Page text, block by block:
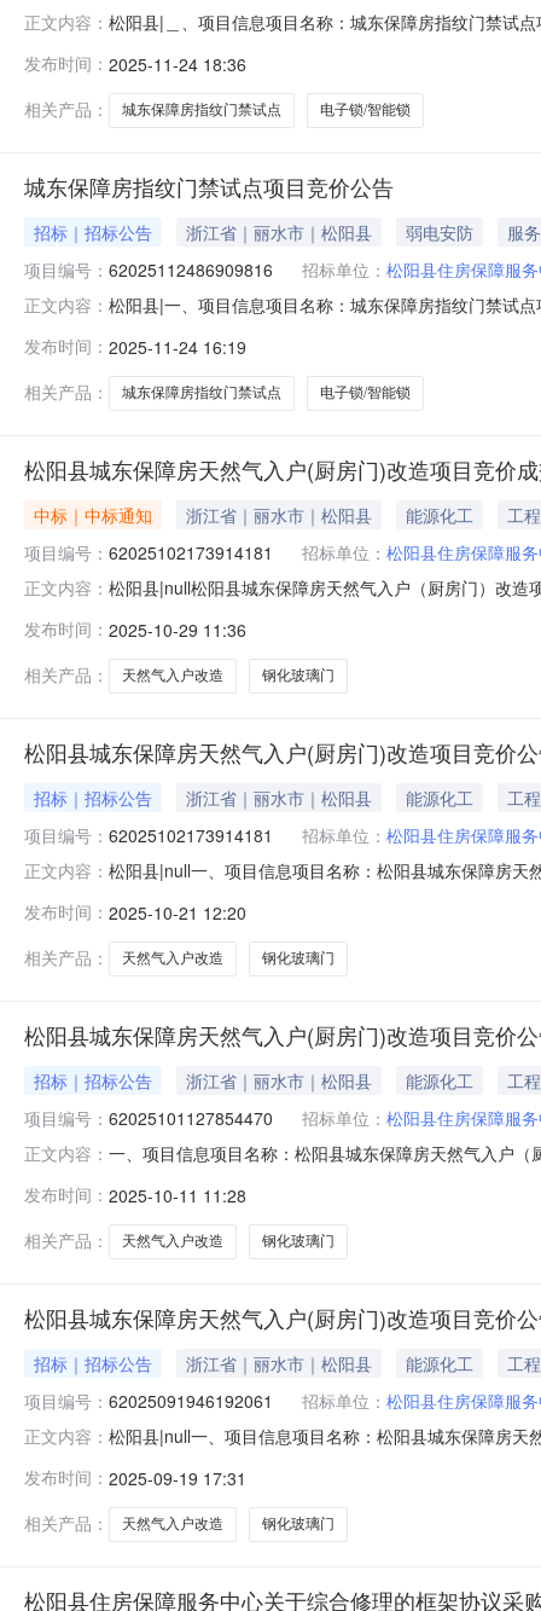
正文内容： 松阳县|＿、项目信息项目名称：城东保障房指纹门禁试
参数要求:商品类目:电子锁/智能锁;颜色分类:黑;尺寸:国
发布时间： 2025-11-24 18:36
相关产品：
城东保障房指纹门禁试点 电子锁/智能锁
城东保障房指纹门禁试点项目竞价公告
招标｜招标公告 浙江省｜丽水市｜松阳县 弱电安防
服务
项目编号： 62025112486909816 招标单位： 松阳县住房保障服
正文内容： 松阳县|一、项目信息项目名称：城东保障房指纹门禁试
参数要求:商品类目:电子锁/智能锁;颜色分类:黑;尺寸:国
发布时间： 2025-11-24 16:19
相关产品：
城东保障房指纹门禁试点 电子锁/智能锁
松阳县城东保障房天然气入户(厨房门)改造项目竞价
中标｜中标通知 浙江省｜丽水市｜松阳县 能源化工
工程
项目编号： 62025102173914181 招标单位： 松阳县住房保障服
正文内容： 松阳县|null松阳县城东保障房天然气入户（厨房门）改
松阳县报价起止时间：2025-10-2111:41-2025-10-
发布时间： 2025-10-29 11:36
相关产品：
天然气入户改造 钢化玻璃门
松阳县城东保障房天然气入户(厨房门)改造项目竞价
招标｜招标公告 浙江省｜丽水市｜松阳县 能源化工
工程
项目编号： 62025102173914181 招标单位： 松阳县住房保障服
正文内容： 松阳县|null一、项目信息项目名称：松阳县城东保障房
品牌钢化玻璃门核心参数要求:商品类目:室内门;铝合金玻
发布时间： 2025-10-21 12:20
相关产品：
天然气入户改造 钢化玻璃门
松阳县城东保障房天然气入户(厨房门)改造项目竞价
招标｜招标公告 浙江省｜丽水市｜松阳县 能源化工
工程
项目编号： 62025101127854470 招标单位： 松阳县住房保障服
正文内容： 一、项目信息项目名称：松阳县城东保障房天然气入户
璃门核心参数要求:商品类目:室内门;铝合金玻璃钢化门
发布时间： 2025-10-11 11:28
相关产品：
天然气入户改造 钢化玻璃门
松阳县城东保障房天然气入户(厨房门)改造项目竞价
招标｜招标公告 浙江省｜丽水市｜松阳县 能源化工
工程
项目编号： 62025091946192061 招标单位： 松阳县住房保障服
正文内容： 松阳县|null一、项目信息项目名称：松阳县城东保障房
品牌钢化玻璃门核心参数要求:商品类目:室内门;铝合金玻
发布时间： 2025-09-19 17:31
相关产品：
天然气入户改造 钢化玻璃门
松阳县住房保障服务中心关于综合修理的框架协议采